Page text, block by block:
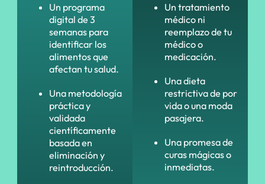
Un programa
digital de 3
semanas para
identificar los
alimentos que
afectan tu salud.
Una metodología
práctica y
validada
científicamente
basada en
eliminación y
reintroducción.
Un tratamiento
médico ni
reemplazo de tu
médico o
medicación.
Una dieta
restrictiva de por
vida o una moda
pasajera.
Una promesa de
curas mágicas o
inmediatas.